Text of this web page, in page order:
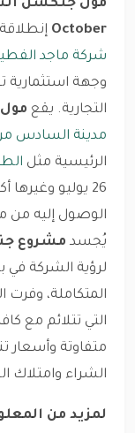
October
شركة ماجد
وجهة استثمارية
التجارية. يقع
مدينة السادس من
الرئيسية مثل
26 يوليو
الوصول إليه من
يُجسد مشروع
لرؤية الشركة في
المتكاملة،
التي تتلائم مع
متفاوتة وأسعار
الشراء وامتلاك
لمزيد من